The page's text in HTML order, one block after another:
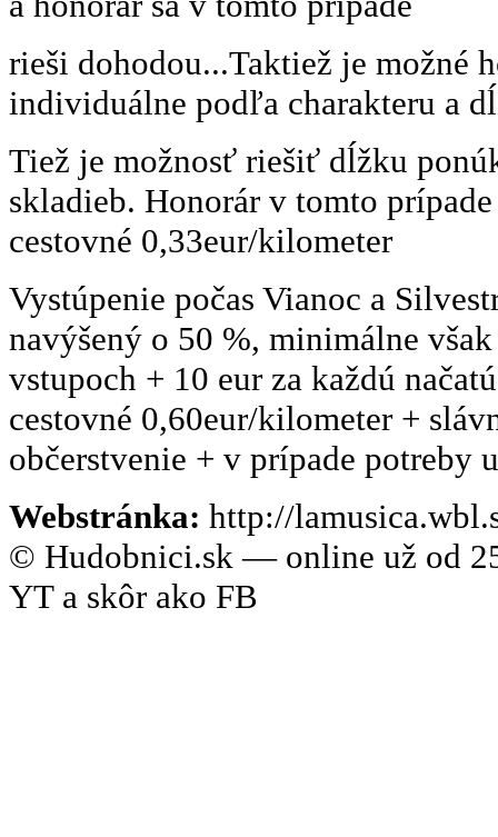
rieši dohodou...Taktiež je možné
individuálne podľa charakteru a
Tiež je možnosť riešiť dĺžku
skladieb. Honorár v tomto
cestovné 0,33eur/kilometer
Vystúpenie počas Vianoc a
navýšený o 50 %, minimálne
vstupoch + 10 eur za každú
cestovné 0,60eur/kilometer +
občerstvenie + v prípade potreby
Webstránka: http://
© Hudobnici.sk — online už od
YT a skôr ako FB